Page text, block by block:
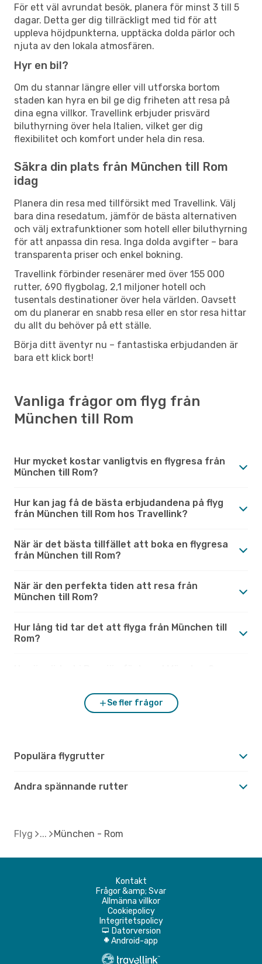
För ett väl avrundat besök, planera för minst 3 till 5
dagar. Detta ger dig tillräckligt med tid för att
uppleva höjdpunkterna, upptäcka dolda pärlor och
njuta av den lokala atmosfären.
Hyr en bil?
Om du stannar längre eller vill utforska bortom
staden kan hyra en bil ge dig friheten att resa på
dina egna villkor. Travellink erbjuder prisvärd
biluthyrning över hela Italien, vilket ger dig
flexibilitet och komfort under hela din resa.
Säkra din plats från München till Rom
idag
Planera din resa med tillförsikt med Travellink. Välj
bara dina resedatum, jämför de bästa alternativen
och välj extrafunktioner som hotell eller biluthyrning
för att anpassa din resa. Inga dolda avgifter – bara
transparenta priser och enkel bokning.
Travellink förbinder resenärer med över 155 000
rutter, 690 flygbolag, 2,1 miljoner hotell och
tusentals destinationer över hela världen. Oavsett
om du planerar en snabb resa eller en stor resa hittar
du allt du behöver på ett ställe.
Börja ditt äventyr nu – fantastiska erbjudanden är
bara ett klick bort!
Vanliga frågor om flyg från
München till Rom
Hur mycket kostar vanligtvis en flygresa från
München till Rom?
Hur kan jag få de bästa erbjudandena på flyg
från München till Rom hos Travellink?
När är det bästa tillfället att boka en flygresa
från München till Rom?
När är den perfekta tiden att resa från
München till Rom?
Hur lång tid tar det att flyga från München till
Rom?
Se fler frågor
Populära flygrutter
Andra spännande rutter
Flyg München - Rom
Kontakt
Frågor &amp; Svar
Allmänna villkor
Cookiepolicy
Integritetspolicy
d Datorversion
A Android-app